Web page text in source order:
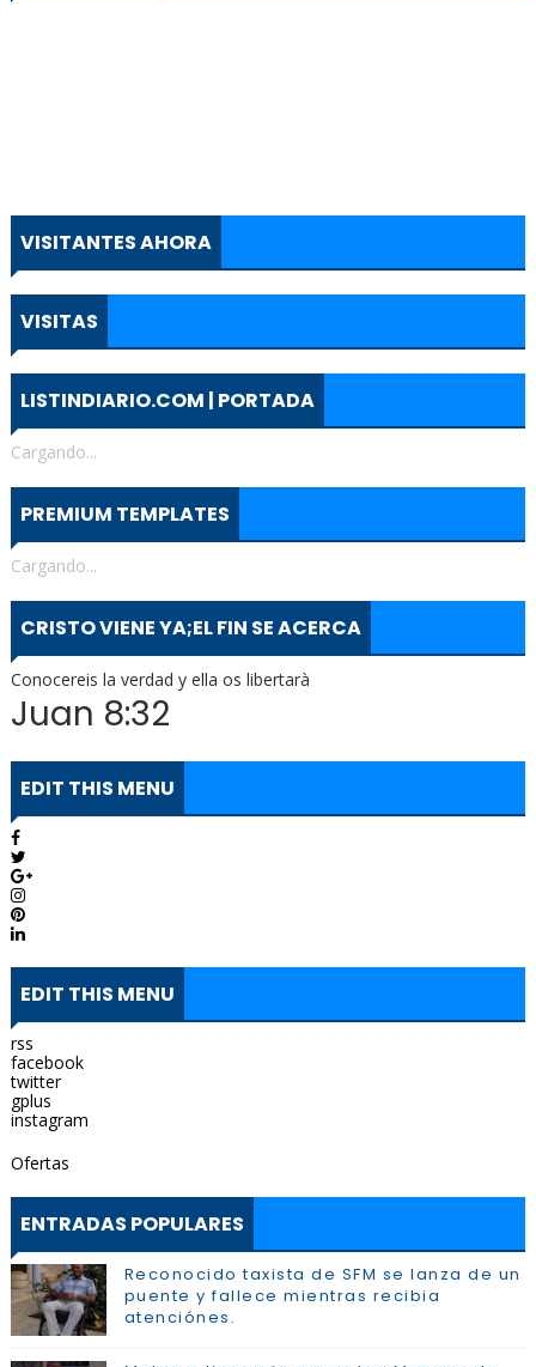
VISITANTES AHORA
VISITAS
LISTINDIARIO.COM | PORTADA
Cargando...
PREMIUM TEMPLATES
Cargando...
CRISTO VIENE YA;EL FIN SE ACERCA
Conocereis la verdad y ella os libertarà
Juan 8:32
EDIT THIS MENU
EDIT THIS MENU
rss
facebook
twitter
gplus
instagram
Ofertas
ENTRADAS POPULARES
Reconocido taxista de SFM se lanza de un
puente y fallece mientras recibia
atenciónes.